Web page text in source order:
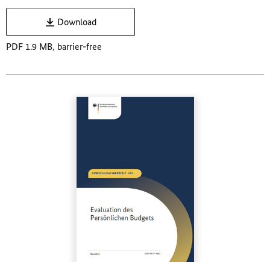
Download
PDF 1.9 MB, barrier-free